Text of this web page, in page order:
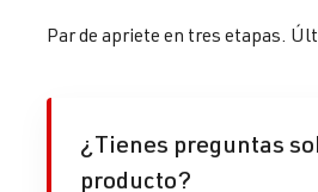
Par de apriete en tres etapas.
¿Tienes preguntas
producto?